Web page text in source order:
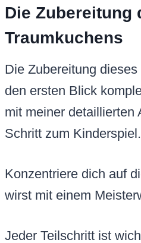
Die Zubereitung
Traumkuchens
Die Zubereitung
den ersten Blick
mit meiner detaillierten
Schritt zum Kinderspiel.
Konzentriere dich auf
wirst mit einem
Jeder Teilschritt ist